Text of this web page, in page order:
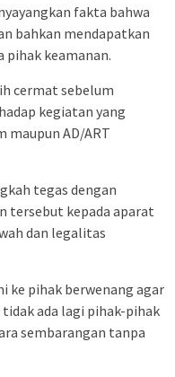
fakta bahwa
bahkan mendapatkan
pihak keamanan.
cermat sebelum
kegiatan yang
maupun AD/ART
tegas dengan
tersebut kepada aparat
dan legalitas
ke pihak berwenang agar
ada lagi pihak-pihak
sembarangan tanpa